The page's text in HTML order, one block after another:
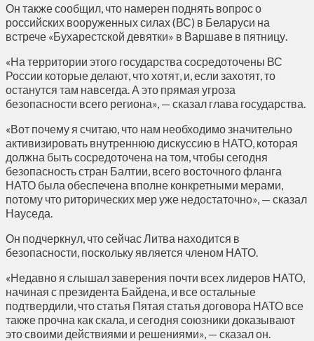
Он также сообщил, что намерен поднять вопрос о
российских вооруженных силах (ВС) в Беларуси на
встрече «Бухарестской девятки» в Варшаве в пятницу.
«На территории этого государства сосредоточены ВС
России которые делают, что хотят, и, если захотят, то
останутся там навсегда. А это прямая угроза
безопасности всего региона», — сказал глава государства.
«Вот почему я считаю, что нам необходимо значительно
активизировать внутреннюю дискуссию в НАТО, которая
должна быть сосредоточена на том, чтобы сегодня
безопасность стран Балтии, всего восточного фланга
НАТО была обеспечена вполне конкретными мерами,
потому что риторических мер уже недостаточно», — сказал
Науседа.
Он подчеркнул, что сейчас Литва находится в
безопасности, поскольку является членом НАТО.
«Недавно я слышал заверения почти всех лидеров НАТО,
начиная с президента Байдена, и все остальные
подтвердили, что статья Пятая статья договора НАТО все
также прочна как скала, и сегодня союзники доказывают
это своими действиями и решениями», — сказал он.